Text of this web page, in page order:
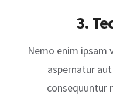
3.
Nemo enim ipsam
aspernatur
consequuntur